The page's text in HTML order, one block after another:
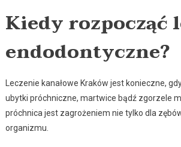
Kiedy rozpocząć
endodontyczne?
Leczenie kanałowe Kraków jest konieczne,
ubytki próchniczne, martwice bądź zgorzele
próchnica jest zagrożeniem nie tylko dla
organizmu.